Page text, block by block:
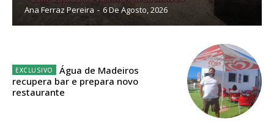
Planos de Assinatura
Faça-se assinante do Região de Cister e ajude-nos a manter este serviço
Sendo assinante terá acesso a todos os conteúdos exclusivos e versões
Ana Ferraz Pereira - 6 De Agosto, 2026
Água de Madeiros
recupera bar e prepara novo
restaurante